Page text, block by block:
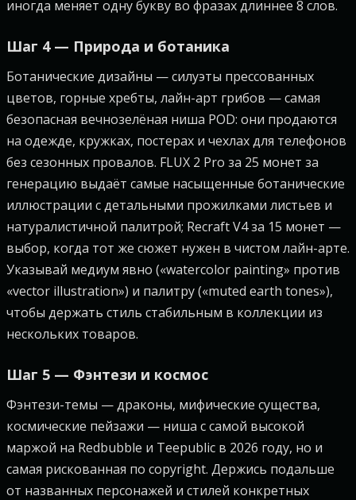
иногда меняет одну букву во фразах длиннее 8 слов.
Шаг 4 — Природа и ботаника
Ботанические дизайны — силуэты прессованных
цветов, горные хребты, лайн-арт грибов — самая
безопасная вечнозелёная ниша POD: они продаются
на одежде, кружках, постерах и чехлах для телефонов
без сезонных провалов. FLUX 2 Pro за 25 монет за
генерацию выдаёт самые насыщенные ботанические
иллюстрации с детальными прожилками листьев и
натуралистичной палитрой; Recraft V4 за 15 монет —
выбор, когда тот же сюжет нужен в чистом лайн-арте.
Указывай медиум явно («watercolor painting» против
«vector illustration») и палитру («muted earth tones»),
чтобы держать стиль стабильным в коллекции из
нескольких товаров.
Шаг 5 — Фэнтези и космос
Фэнтези-темы — драконы, мифические существа,
космические пейзажи — ниша с самой высокой
маржой на Redbubble и Teepublic в 2026 году, но и
самая рискованная по copyright. Держись подальше
от названных персонажей и стилей конкретных